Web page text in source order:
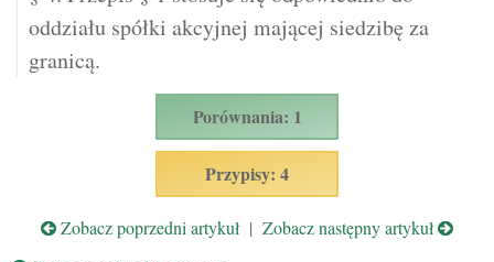
oddziału spółki akcyjnej mającej siedzibę za
granicą.
Porównania: 1
Przypisy: 4
Zobacz poprzedni artykuł | Zobacz następny artykuł